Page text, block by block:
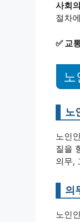
사회
절차
✅ 교
노
노인
질을
의무,
의
노인